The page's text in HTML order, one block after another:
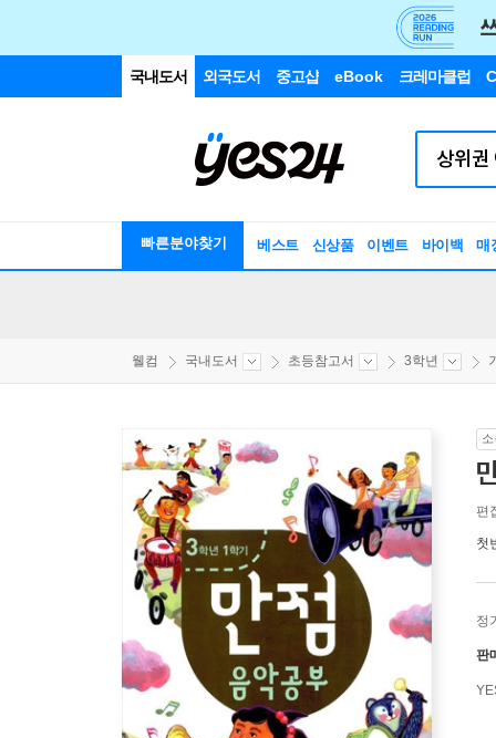
국내도서 외국도서 중고샵 eBook 크레마클럽
빠른분야찾기 베스트 신상품 이벤트 바이백 매
웰컴 국내도서 초등참고서 3학년
편
첫
정
판